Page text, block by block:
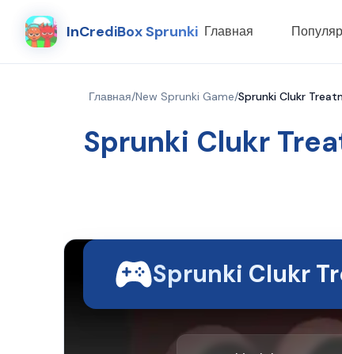
InCrediBox Sprunki Главная
Главная/New Sprunki Game/Sprunki Clukr
Sprunki Clukr
Sprunki Clukr